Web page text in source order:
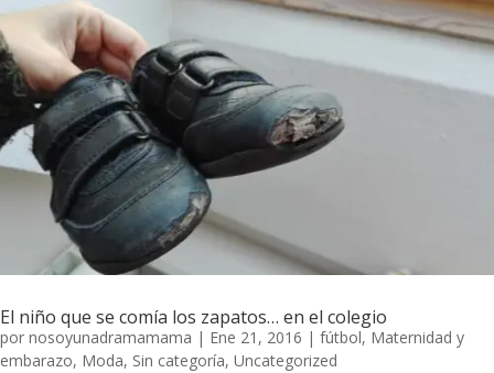
El niño que se comía los zapatos… en el colegio
por nosoyunadramamama | Ene 21, 2016 | fútbol, Maternidad y
embarazo, Moda, Sin categoría, Uncategorized